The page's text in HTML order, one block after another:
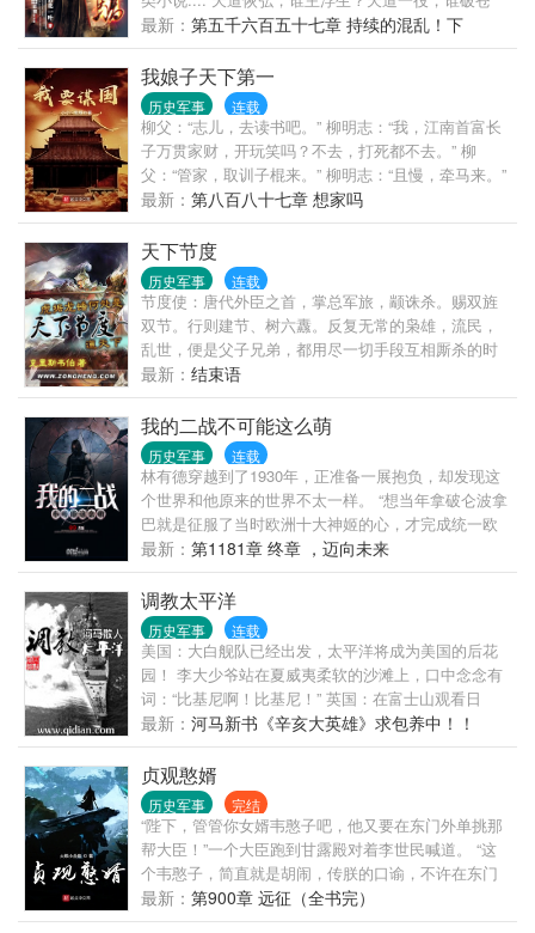
穹？ 人杰、鬼雄、楚翘、天骄，万载后的归来，再踏
归家路，再战天道桥！冥冥众生，悠悠万物，何为
因，何为果？ 那黑手布下层层杀机！那连天大战时代
的闯荡！ 浩瀚蛮荒，无穷天界，激昂战血如火！纷乱
情仇如渊！ 滚滚雷鸣声震寰宇！ 我！林铮！回来了！
声明《天道天骄》作者拈花一叶写的天道天骄最新章
节小说在线阅读，实时同步更新天道天骄最新章节，
书友所发表的天道天骄最新章节评论，并不代表要看
书赞同天道天骄最新章节或者支持天道天骄读者阅读
的此观点，我们的立场仅限于传播更多读者感兴趣的
信息。 如果小说天道天骄最新章节浏览，或对小说天
道天骄内容、版权等方面有质疑，或对本站有意见建
议请到站务管理区发帖，如果发现《天道天骄》小说
最新章节未及时更新请联系我们。如果您喜欢小说天
道天骄,请支持作者到书店购买正版图书。感谢您的合
作与支持。
最新： 第五千六百五十七章 持续的混乱！下
我娘子天下第一
历史军事 连载
柳父：“志儿，去读书吧。” 柳明志：“我，江南首富长
子万贯家财，开玩笑吗？不去，打死都不去。” 柳
父：“管家，取训子棍来。” 柳明志：“且慢，牵马来。”
齐韵：“夫君，男儿若无乘风志，空负天生八尺躯，去
考状元吧。” 柳明志：“我？娇妻在怀，日子美满，去
考状元，我疯了啊。” 新皇：“柳爱卿，北方已定，新
军三十万是不是该移交兵部了？” 柳明志：“柳明志奉
先帝之命镇守边疆二十七府一百五十二州，愿世世代
代为陛下效力。” 皇帝：“.......” 柳明志坑杀完最后一个
对手，看着来东方寻找黄金的西方人咧嘴一笑：“来了
老弟！”
最新： 第八百八十七章 想家吗
天下节度
历史军事 连载
节度使：唐代外臣之首，掌总军旅，颛诛杀。赐双旌
双节。行则建节、树六纛。反复无常的枭雄，流民，
乱世，便是父子兄弟，都用尽一切手段互相厮杀的时
代。主角由弱者变为强者，由勇士变为魔王
最新： 结束语
我的二战不可能这么萌
历史军事 连载
林有德穿越到了1930年，正准备一展抱负，却发现这
个世界和他原来的世界不太一样。 “想当年拿破仑波拿
巴就是征服了当时欧洲十大神姬的心，才完成统一欧
陆的伟业。所以我一直都说，要救国，各位首先要长
得帅，就算不帅，也得把自己收拾干净了，让人看着
舒服才行。” …… 林有德看了看橱窗里自己那张普通
水准的脸，毅然决然的走上了用钢铁和烈火埋葬美丽
战姬的道路。
最新： 第1181章 终章 ，迈向未来
调教太平洋
历史军事 连载
美国：大白舰队已经出发，太平洋将成为美国的后花
园！ 李大少爷站在夏威夷柔软的沙滩上，口中念念有
词：“比基尼啊！比基尼！” 英国：在富士山观看日
出，在澳大利亚剪羊毛！在香港尝美食.....，我们是日
不落帝国！ 李大少爷躲在角落里奸笑，日德兰，有你
哭的！ 德国：第二帝国，需要控制全球海洋，所以我
们要打造一支无敌舰队！李大少爷：乖，在欧洲和英
国佬玩去，别来烦少爷。 日本：我们要太......。 李大
少爷一脚丫子飞去，小鬼子，滚一边去！ 回到清末，
看李大少爷如何打造一个大大的太平洋！
最新： 河马新书《辛亥大英雄》求包养中！！
贞观憨婿
历史军事 完结
“陛下，管管你女婿韦憨子吧，他又要在东门外单挑那
帮大臣！”一个大臣跑到甘露殿对着李世民喊道。 “这
个韦憨子，简直就是胡闹，传朕的口谕，不许在东门
打架！”李世民一脸愤怒的喊道。 ········ “走，去西门，
东门不能打！”韦浩在东门对着那些大臣们喊道。
最新： 第900章 远征（全书完）